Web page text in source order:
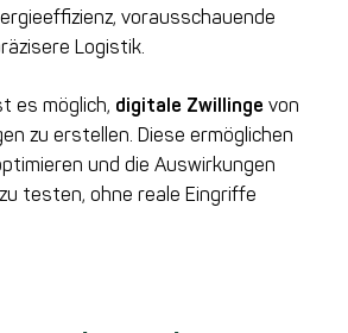
vorausschauende
Logistik.
es möglich, digitale Zwillinge von
zu erstellen. Diese ermöglichen
und die Auswirkungen
testen, ohne reale Eingriffe